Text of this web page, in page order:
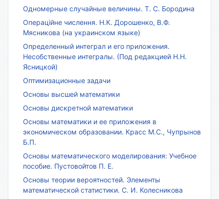
Одномерные случайные величины. Т. С. Бородина
Операційне числення. Н.К. Дорошенко, В.Ф.
Мясникова (на украинском языке)
Определенный интеграл и его приложения.
Несобственные интегралы. (Под редакцией Н.Н.
Ясницкой)
Оптимизационные задачи
Основы высшей математики
Основы дискретной математики
Основы математики и ее приложения в
экономическом образовании. Красс М.С., Чупрынов
Б.П.
Основы математического моделирования: Учебное
пособие. Пустовойтов П. Е.
Основы теории вероятностей. Элементы
математической статистики. С. И. Колесникова